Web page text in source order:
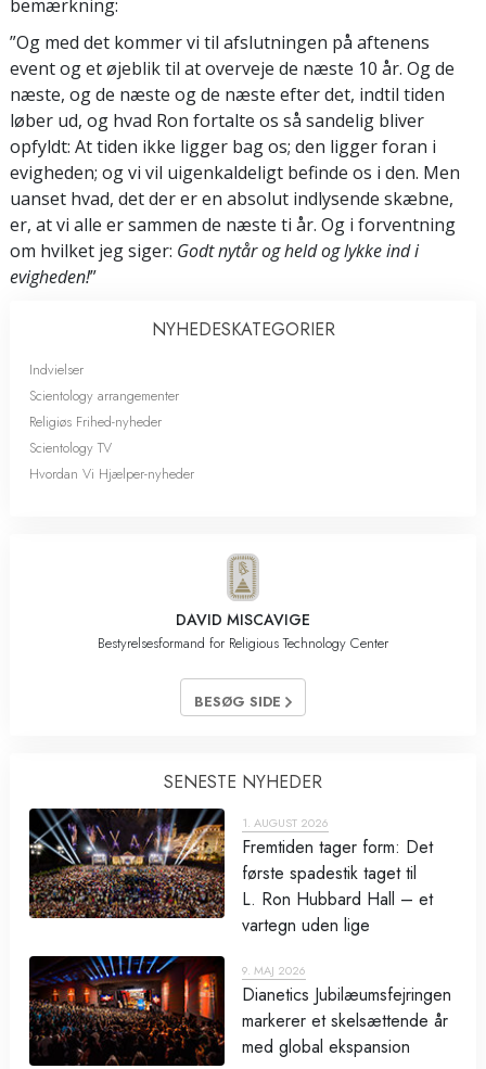
bemærkning:
”Og med det kommer vi til afslutningen på aftenens
event og et øjeblik til at overveje de næste 10 år. Og de
næste, og de næste og de næste efter det, indtil tiden
løber ud, og hvad Ron fortalte os så sandelig bliver
opfyldt: At tiden ikke ligger bag os; den ligger foran i
evigheden; og vi vil uigenkaldeligt befinde os i den. Men
uanset hvad, det der er en absolut indlysende skæbne,
er, at vi alle er sammen de næste ti år. Og i forventning
om hvilket jeg siger: Godt nytår og held og lykke ind i
evigheden!”
NYHEDES­KATEGORIER
Indvielser
Scientology arrangementer
Religiøs Frihed-nyheder
Scientology TV
Hvordan Vi Hjælper-nyheder
DAVID MISCAVIGE
Bestyrelsesformand for Religious Technology Center
BESØG SIDE
SENESTE NYHEDER
1. AUGUST 2026
Fremtiden tager form: Det
første spadestik taget til
L. Ron Hubbard Hall – et
vartegn uden lige
9. MAJ 2026
Dianetics Jubilæumsfejringen
markerer et skelsættende år
med global ekspansion